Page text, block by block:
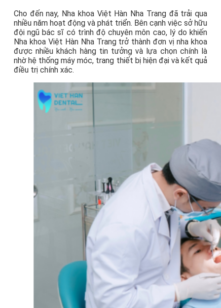
Cho đến nay, Nha khoa Việt Hàn Nha Trang đã trải qua
nhiều năm hoạt động và phát triển. Bên cạnh việc sở hữu
đội ngũ bác sĩ có trình độ chuyên môn cao, lý do khiến
Nha khoa Việt Hàn Nha Trang trở thành đơn vị nha khoa
được nhiều khách hàng tin tưởng và lựa chọn chính là
nhờ hệ thống máy móc, trang thiết bị hiện đại và kết quả
điều trị chính xác.